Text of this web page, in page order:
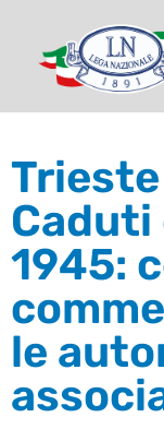
Caduti
1945:
le